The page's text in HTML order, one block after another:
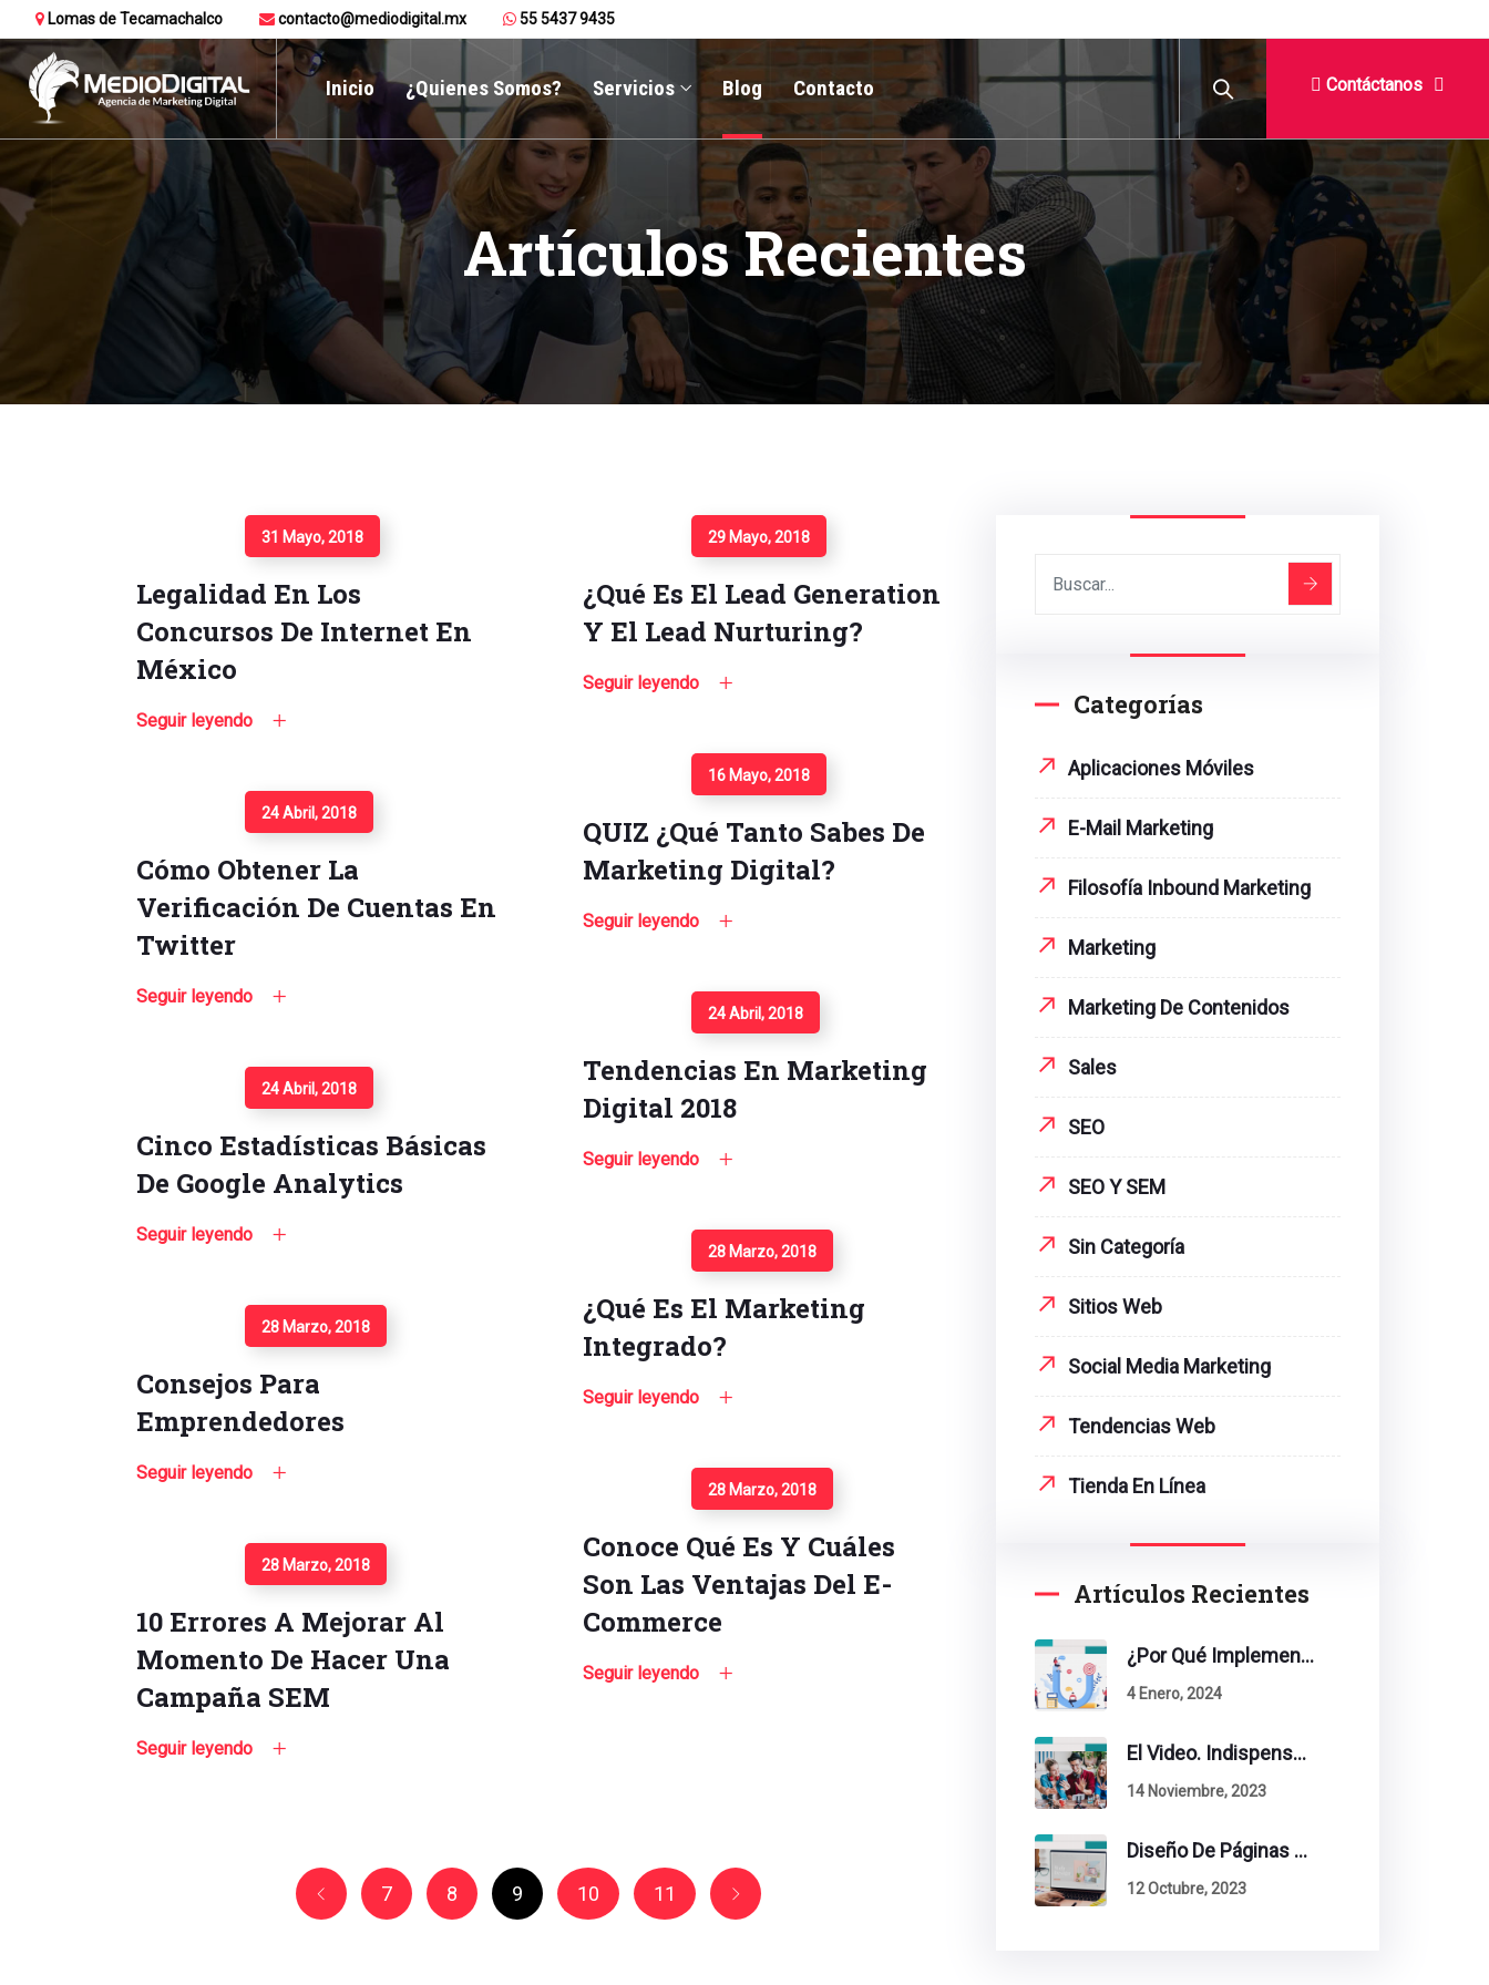
Lomas de Tecamachalco contacto@mediodigital.mx 55 5437 9435
Inicio ¿Quienes Somos? Servicios Blog Contacto Contáctanos
Artículos Recientes
31 Mayo, 2018
Legalidad En Los
Concursos De Internet En
México
Seguir leyendo
29 Mayo, 2018
¿Qué Es El Lead Generation
Y El Lead Nurturing?
Seguir leyendo
16 Mayo, 2018
QUIZ ¿Qué Tanto Sabes De
Marketing Digital?
Seguir leyendo
24 Abril, 2018
Cómo Obtener La
Verificación De Cuentas En
Twitter
Seguir leyendo
24 Abril, 2018
Tendencias En Marketing
Digital 2018
Seguir leyendo
24 Abril, 2018
Cinco Estadísticas Básicas
De Google Analytics
Seguir leyendo
28 Marzo, 2018
¿Qué Es El Marketing
Integrado?
Seguir leyendo
28 Marzo, 2018
Consejos Para
Emprendedores
Seguir leyendo
28 Marzo, 2018
Conoce Qué Es Y Cuáles
Son Las Ventajas Del E-
Commerce
Seguir leyendo
28 Marzo, 2018
10 Errores A Mejorar Al
Momento De Hacer Una
Campaña SEM
Seguir leyendo
7 8 9 10 11
Categorías
Aplicaciones Móviles
E-Mail Marketing
Filosofía Inbound Marketing
Marketing
Marketing De Contenidos
Sales
SEO
SEO Y SEM
Sin Categoría
Sitios Web
Social Media Marketing
Tendencias Web
Tienda En Línea
Artículos Recientes
¿Por Qué Implementar La Metodología Inbound Marketing En Tu Empresa?
4 Enero, 2024
El Video. Indispensable En Tu Estrategia De Contenidos.
14 Noviembre, 2023
Diseño De Páginas Web. Esto Debe Tener Un Sitio Exitoso.
12 Octubre, 2023